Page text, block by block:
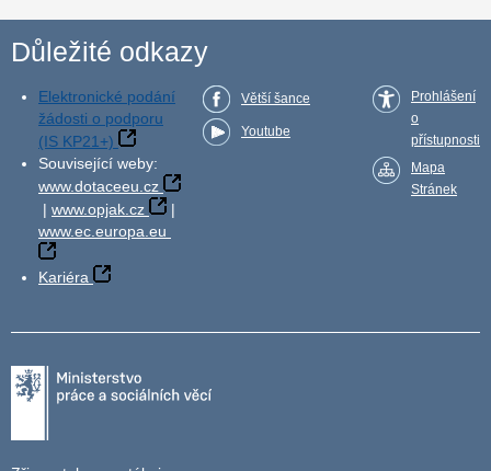
Důležité odkazy
Elektronické podání
žádosti o podporu
(IS KP21+)
Související weby:
www.dotaceeu.cz
| www.opjak.cz
|
www.ec.europa.eu
Kariéra
Větší šance
Youtube
Prohlášení
o
přístupnosti
Mapa
Stránek